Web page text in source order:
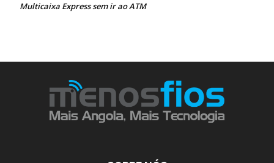
Multicaixa Express sem ir ao ATM